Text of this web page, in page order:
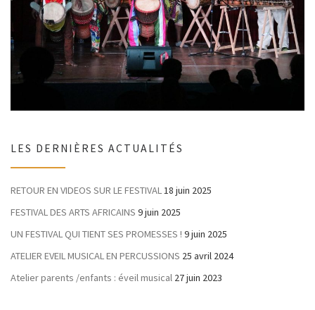
LES DERNIÈRES ACTUALITÉS
RETOUR EN VIDEOS SUR LE FESTIVAL18 juin 2025
FESTIVAL DES ARTS AFRICAINS 9 juin 2025
UN FESTIVAL QUI TIENT SES PROMESSES ! 9 juin 2025
ATELIER EVEIL MUSICAL EN PERCUSSIONS 25 avril 2024
Atelier parents /enfants : éveil musical 27 juin 2023